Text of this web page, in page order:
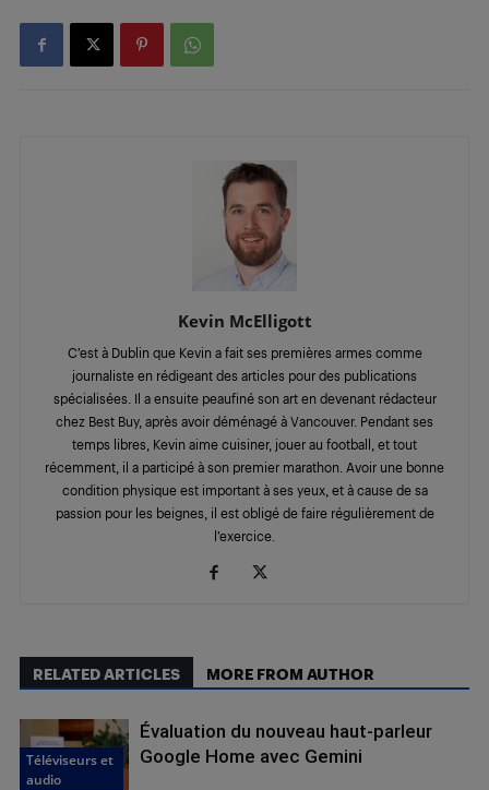
Kevin McElligott
C’est à Dublin que Kevin a fait ses premières armes comme
journaliste en rédigeant des articles pour des publications
spécialisées. Il a ensuite peaufiné son art en devenant rédacteur
chez Best Buy, après avoir déménagé à Vancouver. Pendant ses
temps libres, Kevin aime cuisiner, jouer au football, et tout
récemment, il a participé à son premier marathon. Avoir une bonne
condition physique est important à ses yeux, et à cause de sa
passion pour les beignes, il est obligé de faire régulièrement de
l’exercice.
RELATED ARTICLES MORE FROM AUTHOR
Téléviseurs et
audio
Évaluation du nouveau haut-parleur
Google Home avec Gemini